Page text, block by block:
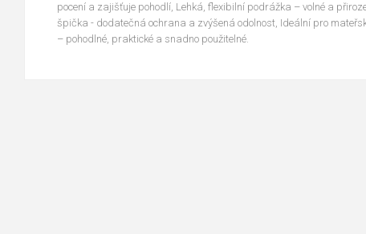
pocení a zajišťuje pohodlí, Lehká, flexibilní podrážka – volné a
špička - dodatečná ochrana a zvýšená odolnost, Ideální pro
– pohodlné, praktické a snadno použitelné.